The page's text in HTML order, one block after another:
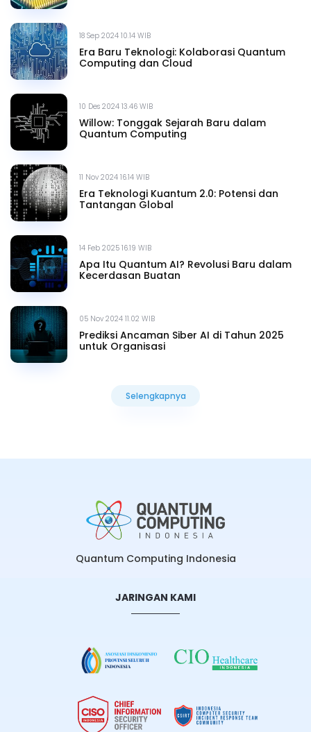
18 Sep 2024 10.14 WIB
Era Baru Teknologi: Kolaborasi Quantum
Computing dan Cloud
10 Des 2024 13.46 WIB
Willow: Tonggak Sejarah Baru dalam
Quantum Computing
11 Nov 2024 16.14 WIB
Era Teknologi Kuantum 2.0: Potensi dan
Tantangan Global
14 Feb 2025 16.19 WIB
Apa Itu Quantum AI? Revolusi Baru dalam
Kecerdasan Buatan
05 Nov 2024 11.02 WIB
Prediksi Ancaman Siber AI di Tahun 2025
untuk Organisasi
Selengkapnya
Quantum Computing Indonesia
JARINGAN KAMI